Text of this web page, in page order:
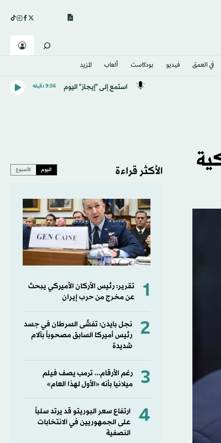
في العمق فيديو بودكاست ألعاب المزيد
استمع إلى "إيجاز" اليوم 9:56 دقيقه
الأكثر قراءة اليوم الأسبوع
1
تقرير: رئيس الأركان الأميركي يبحث
عن مخرج من حرب إيران
2
نجل بايدن: تفشّى السرطان في جسد
رئيس أميركا السابق مصحوباً بآلام
شديدة
3
رغم الأرقام... ترمب يصف فيلم
ميلانيا بأنه «الأول لهذا العام»
4
ارتفاع سعر البوريتو قد يرتد سلباً
على الجمهوريين في الانتخابات
النصفية